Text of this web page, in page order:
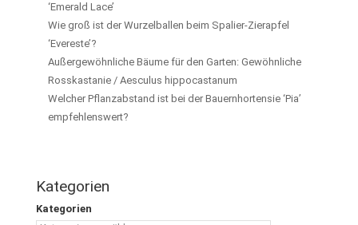
‘Emerald Lace’
Wie groß ist der Wurzelballen beim Spalier-Zierapfel
‘Evereste’?
Außergewöhnliche Bäume für den Garten: Gewöhnliche
Rosskastanie / Aesculus hippocastanum
Welcher Pflanzabstand ist bei der Bauernhortensie ‘Pia’
empfehlenswert?
Kategorien
Kategorien